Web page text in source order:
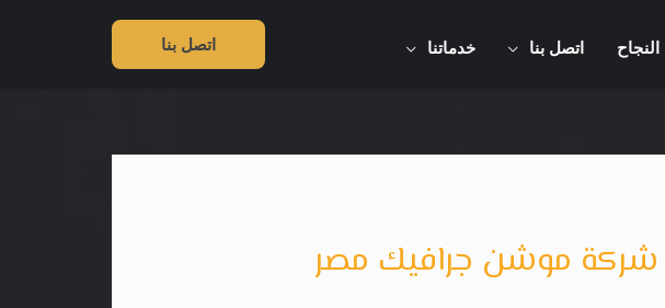
اتصل بنا خدماتنا اتصل بنا
موشن جرافيك مصر